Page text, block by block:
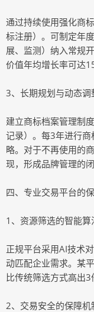
通过持续使用强化商
标注册）。可制定年
展、监测）纳入常规
价值年均增长率可达
3、长期规划与动态调
建立商标档案管理制
记录）。每3年进行
略。对于不再使用的
现，形成品牌管理的闭
四、专业交易平台的
1、资源筛选的智能算
正规平台采用AI技术
动匹配企业需求。某
比传统筛选方式高出3
2、交易安全的保障机